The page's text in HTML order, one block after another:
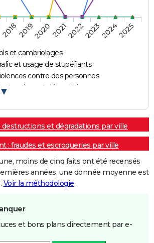
et cambriolages
et usage de stupéfiants
contre des personnes
et dégradations
20182019202020212022202320242025
et dégradations par ville
: fraudes et escroqueries par ville
moins de cinq faits ont été recensés
années, une donnée moyenne est
Voir la méthodologie.
et bons plans directement par e-